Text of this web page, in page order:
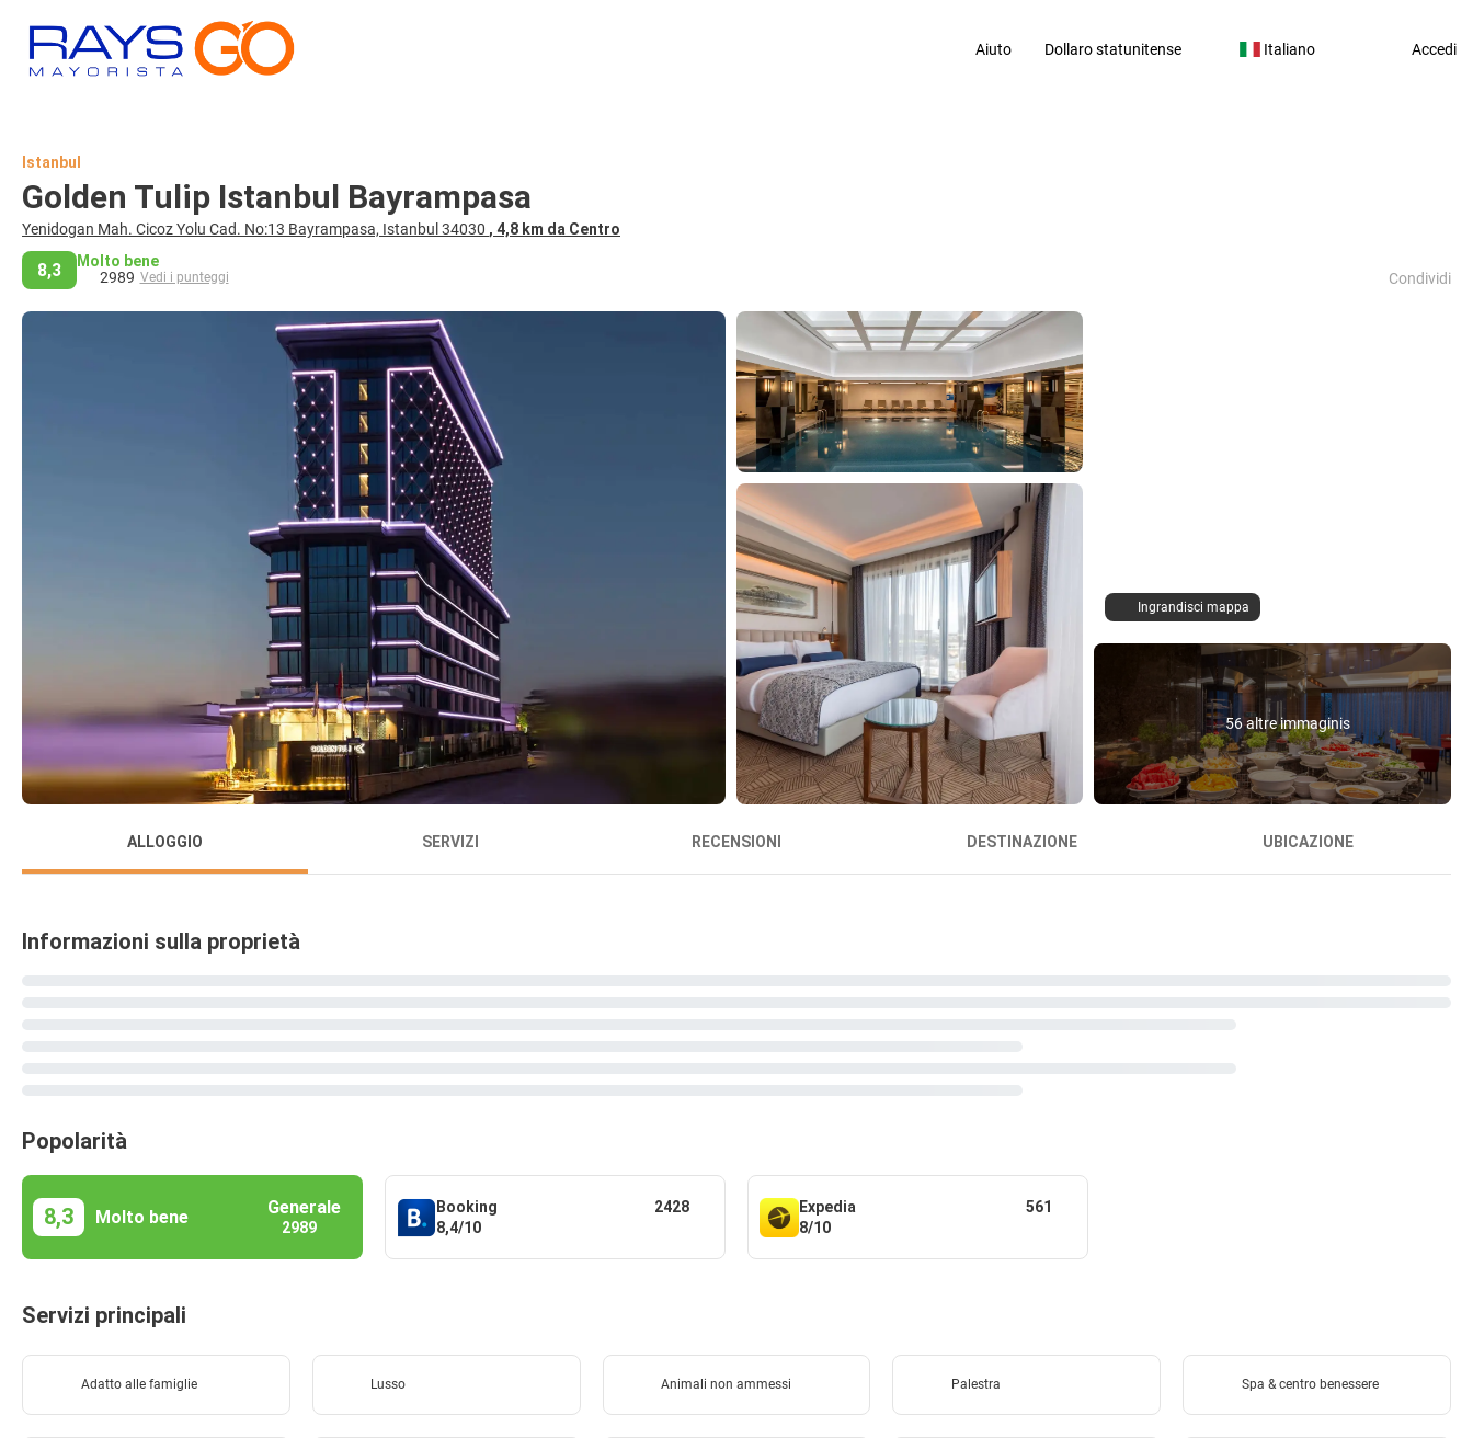
Aiuto Dollaro statunitense Italiano Accedi
Istanbul
Golden Tulip Istanbul Bayrampasa
Yenidogan Mah. Cicoz Yolu Cad. No:13 Bayrampasa, Istanbul 34030 , 4,8 km da Centro
8,3
Molto bene
2989 Vedi i punteggi Condividi
Ingrandisci mappa
56 altre immaginis
ALLOGGIO SERVIZI RECENSIONI DESTINAZIONE UBICAZIONE
Informazioni sulla proprietà
Popolarità
8,3 Molto bene Generale
2989
Booking
8,4/10
2428
Expedia
8/10
561
Servizi principali
Adatto alle famiglie Lusso Animali non ammessi Palestra Spa & centro benessere